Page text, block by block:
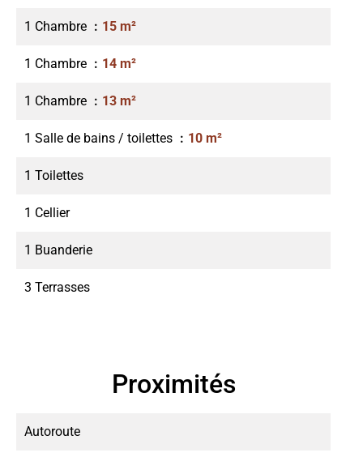
1 Chambre 15 m²
1 Chambre 14 m²
1 Chambre 13 m²
1 Salle de bains / toilettes 10 m²
1 Toilettes
1 Cellier
1 Buanderie
3 Terrasses
Proximités
Autoroute